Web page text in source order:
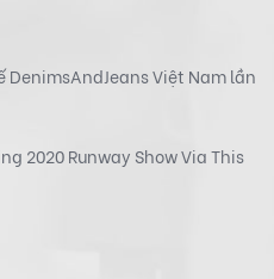
DenimsAndJeans Việt Nam lần
2020 Runway Show Via This